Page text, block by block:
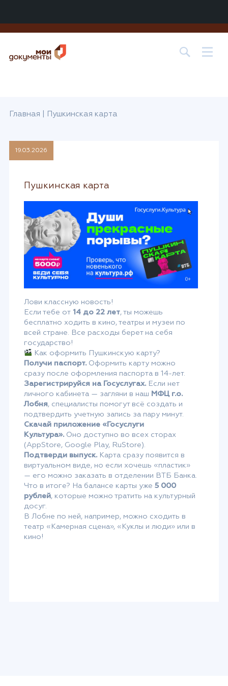
Главная Пушкинская карта
19.03.2026
Пушкинская карта
Лови классную новость!
Если тебе от 14 до 22 лет, ты можешь
бесплатно ходить в кино, театры и музеи по
всей стране. Все расходы берет на себя
государство!
Как оформить Пушкинскую карту?
Получи паспорт.Оформить карту можно
сразу после оформления паспорта в 14-лет.
Зарегистрируйся на Госуслугах.Если нет
личного кабинета — загляни в наш МФЦ г.о.
Лобня, специалисты помогут всё создать и
подтвердить учетную запись за пару минут.
Скачай приложение «Госуслуги
Культура».Оно доступно во всех сторах
(AppStore, Google Play, RuStore).
Подтверди выпуск.Карта сразу появится в
виртуальном виде, но если хочешь «пластик»
— его можно заказать в отделении ВТБ Банка.
Что в итоге? На балансе карты уже 5 000
рублей, которые можно тратить на культурный
досуг.
В Лобне по ней, например, можно сходить в
театр «Камерная сцена», «Куклы и люди» или в
кино!